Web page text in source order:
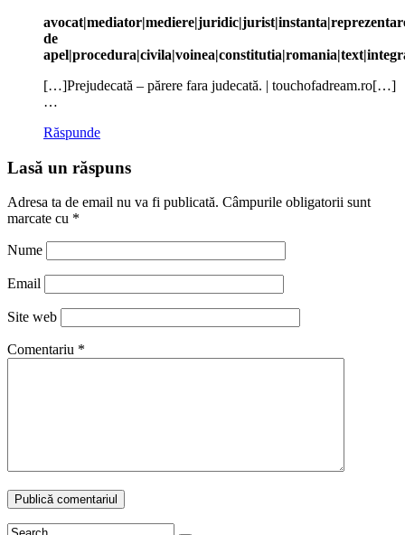
de
[…]Prejudecată – părere fara judecată. | touchofadream.ro[…]
…
Răspunde
Lasă un răspuns
Adresa ta de email nu va fi publicată. Câmpurile obligatorii sunt
marcate cu *
Nume
Email
Site web
Comentariu *